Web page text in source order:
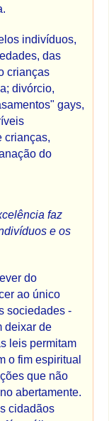
indivíduos,
das
crianças
divórcio,
gays,
crianças,
do
faz
e os
do
ao único
sociedades -
deixar de
leis permitam
o fim espiritual
que não
abertamente.
cidadãos